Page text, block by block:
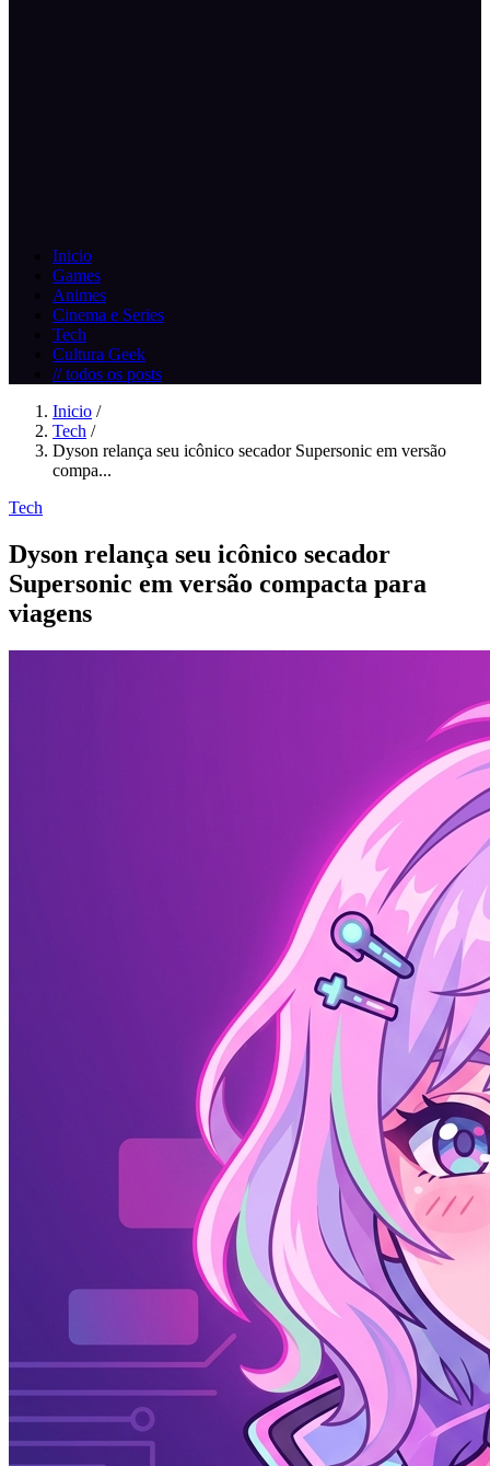
Inicio
Games
Animes
Cinema e Series
Tech
Cultura Geek
// todos os posts
Inicio /
Tech /
Dyson relança seu icônico secador Supersonic em versão
compa...
Tech
Dyson relança seu icônico secador
Supersonic em versão compacta para
viagens